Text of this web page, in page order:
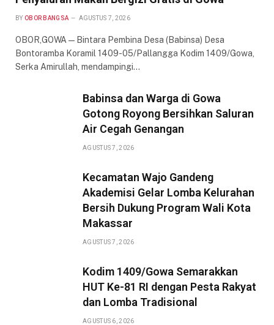
BY OBOR BANGSA AGUSTUS 7, 2026
OBOR,GOWA — Bintara Pembina Desa (Babinsa) Desa
Bontoramba Koramil 1409-05/Pallangga Kodim 1409/Gowa,
Serka Amirullah, mendampingi…
Babinsa dan Warga di Gowa
Gotong Royong Bersihkan Saluran
Air Cegah Genangan
AGUSTUS 7, 2026
Kecamatan Wajo Gandeng
Akademisi Gelar Lomba Kelurahan
Bersih Dukung Program Wali Kota
Makassar
AGUSTUS 7, 2026
Kodim 1409/Gowa Semarakkan
HUT Ke-81 RI dengan Pesta Rakyat
dan Lomba Tradisional
AGUSTUS 6, 2026